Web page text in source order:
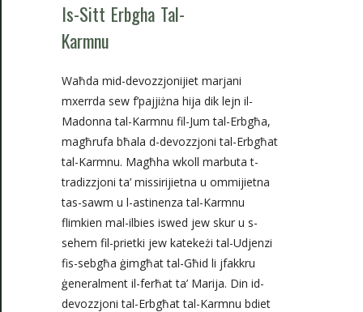
Is-Sitt Erbgha Tal-
Karmnu
Waħda mid-devozzjonijiet marjani
mxerrda sew f’pajjiżna hija dik lejn il-
Madonna tal-Karmnu fil-Jum tal-Erbgħa,
magħrufa bħala d-devozzjoni tal-Erbgħat
tal-Karmnu. Magħha wkoll marbuta t-
tradizzjoni ta’ missirijietna u ommijietna
tas-sawm u l-astinenza tal-Karmnu
flimkien mal-ilbies iswed jew skur u s-
sehem fil-prietki jew katekeżi tal-Udjenzi
fis-sebgħa ġimgħat tal-Għid li jfakkru
ġeneralment il-ferħat ta’ Marija. Din id-
devozzjoni tal-Erbgħat tal-Karmnu bdiet